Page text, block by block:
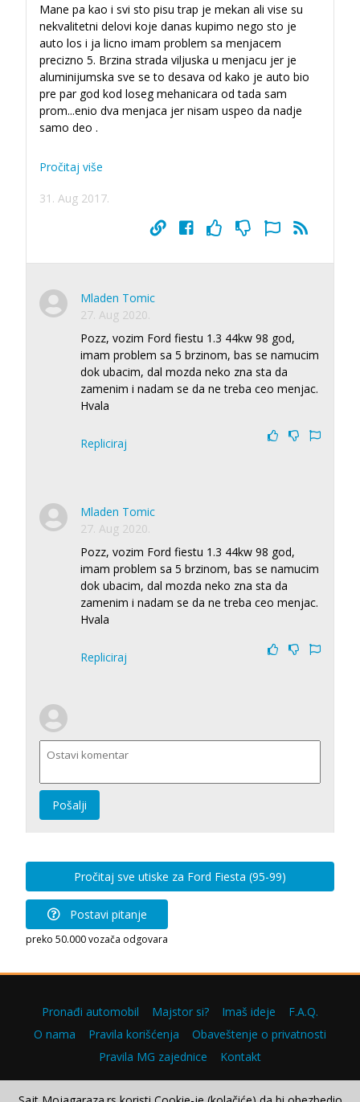
Mane pa kao i svi sto pisu trap je mekan ali vise su
nekvalitetni delovi koje danas kupimo nego sto je
auto los i ja licno imam problem sa menjacem
precizno 5. Brzina strada viljuska u menjacu jer je
aluminijumska sve se to desava od kako je auto bio
pre par god kod loseg mehanicara od tada sam
prom...enio dva menjaca jer nisam uspeo da nadje
samo deo .
Pročitaj više
31. Aug 2017.
Mladen Tomic
27. Aug 2020.
Pozz, vozim Ford fiestu 1.3 44kw 98 god,
imam problem sa 5 brzinom, bas se namucim
dok ubacim, dal mozda neko zna sta da
zamenim i nadam se da ne treba ceo menjac.
Hvala
Repliciraj
Mladen Tomic
27. Aug 2020.
Pozz, vozim Ford fiestu 1.3 44kw 98 god,
imam problem sa 5 brzinom, bas se namucim
dok ubacim, dal mozda neko zna sta da
zamenim i nadam se da ne treba ceo menjac.
Hvala
Repliciraj
Pošalji
Pročitaj sve utiske za Ford Fiesta (95-99)
Postavi pitanje
preko 50.000 vozača odgovara
Pronađi automobil Majstor si? Imaš ideje
F.A.Q.
O nama
Pravila korišćenja
Obaveštenje o privatnosti
Pravila MG zajednice
Kontakt